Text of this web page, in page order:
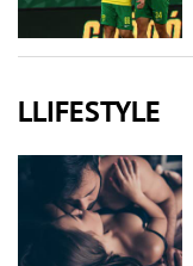
LLIFESTYLE